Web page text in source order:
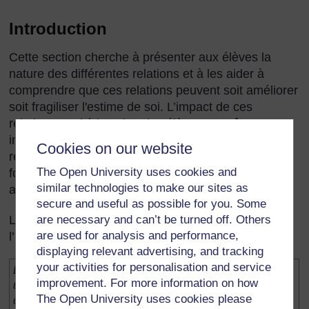
Cookies on our website
The Open University uses cookies and
similar technologies to make our sites as
secure and useful as possible for you. Some
are necessary and can’t be turned off. Others
are used for analysis and performance,
displaying relevant advertising, and tracking
your activities for personalisation and service
improvement. For more information on how
The Open University uses cookies please
Introduction
Cette section cherche à présenter aux élèves la
nature des différentes relations et à les aider à
comprendre que ces relations peuvent soit améliorer
soit fragiliser l'estime de soi. L’impact de ces
relations sur l’éducation des élèves peut être
important. En tant qu’enseignant, vous avez la
responsabilité de faire de votre mieux pour leur
fournir un environnement qui soit un soutien à leur
apprentissage.
La « Charte africaine des Droits et du Bien-être de
l’Enfant » (page 2) indique que :
Dans toute action concernant un enfant, entreprise par
une quelconque personne ou autorité, l'intérêtsupérieur
de l'enfant sera la considération primordiale...